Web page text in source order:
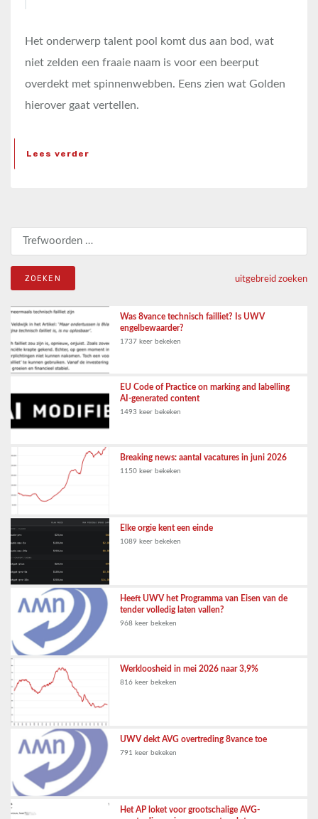
Het onderwerp talent pool komt dus aan bod, wat
niet zelden een fraaie naam is voor een beerput
overdekt met spinnenwebben. Eens zien wat Golden
hierover gaat vertellen.
Lees verder
Zoeken naar:
uitgebreid zoeken
Was 8vance technisch failliet? Is UWV
engelbewaarder?
1737 keer bekeken
EU Code of Practice on marking and labelling
AI-generated content
1493 keer bekeken
Breaking news: aantal vacatures in juni 2026
1150 keer bekeken
Elke orgie kent een einde
1089 keer bekeken
Heeft UWV het Programma van Eisen van de
tender volledig laten vallen?
968 keer bekeken
Werkloosheid in mei 2026 naar 3,9%
816 keer bekeken
UWV dekt AVG overtreding 8vance toe
791 keer bekeken
Het AP loket voor grootschalige AVG-